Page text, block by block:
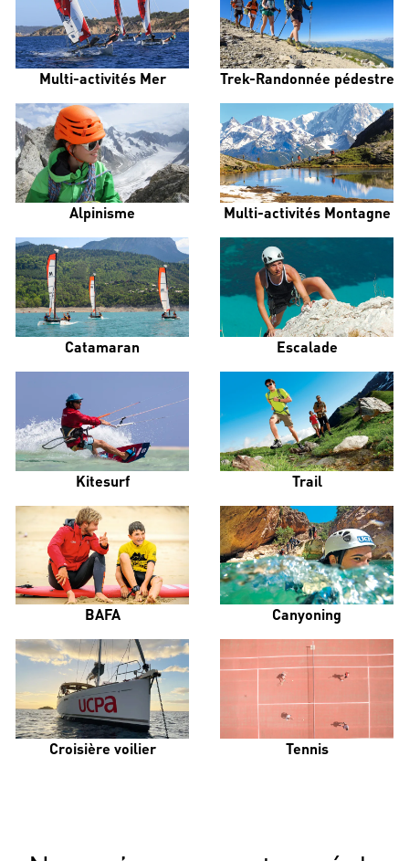
Multi-activités Mer Trek-Randonnée pédestre
Alpinisme Multi-activités Montagne
Catamaran Escalade
Kitesurf Trail
BAFA Canyoning
Croisière voilier Tennis